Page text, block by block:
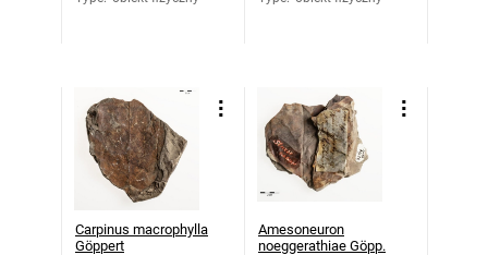
Carpinus macrophylla
Göppert
Amesoneuron
noeggerathiae Göpp.